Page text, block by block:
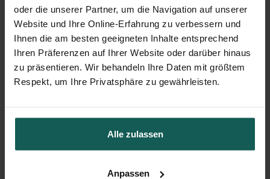
oder die unserer Partner, um die Navigation auf unserer
Website und Ihre Online-Erfahrung zu verbessern und
Ihnen die am besten geeigneten Inhalte entsprechend
Ihren Präferenzen auf Ihrer Website oder darüber hinaus
zu präsentieren. Wir behandeln Ihre Daten mit größtem
Respekt, um Ihre Privatsphäre zu gewährleisten.
Alle zulassen
Anpassen